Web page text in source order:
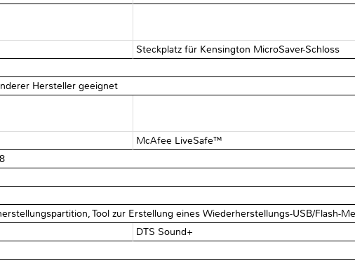
Steckplatz für Kensington MicroSaver-Schloss
Hersteller geeignet
McAfee LiveSafe™
Tool zur Erstellung eines Wiederherstellungs-USB/Flash-
DTS Sound+